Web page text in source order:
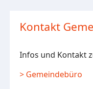
Kontakt
Infos und Kontakt
> Gemeindebüro